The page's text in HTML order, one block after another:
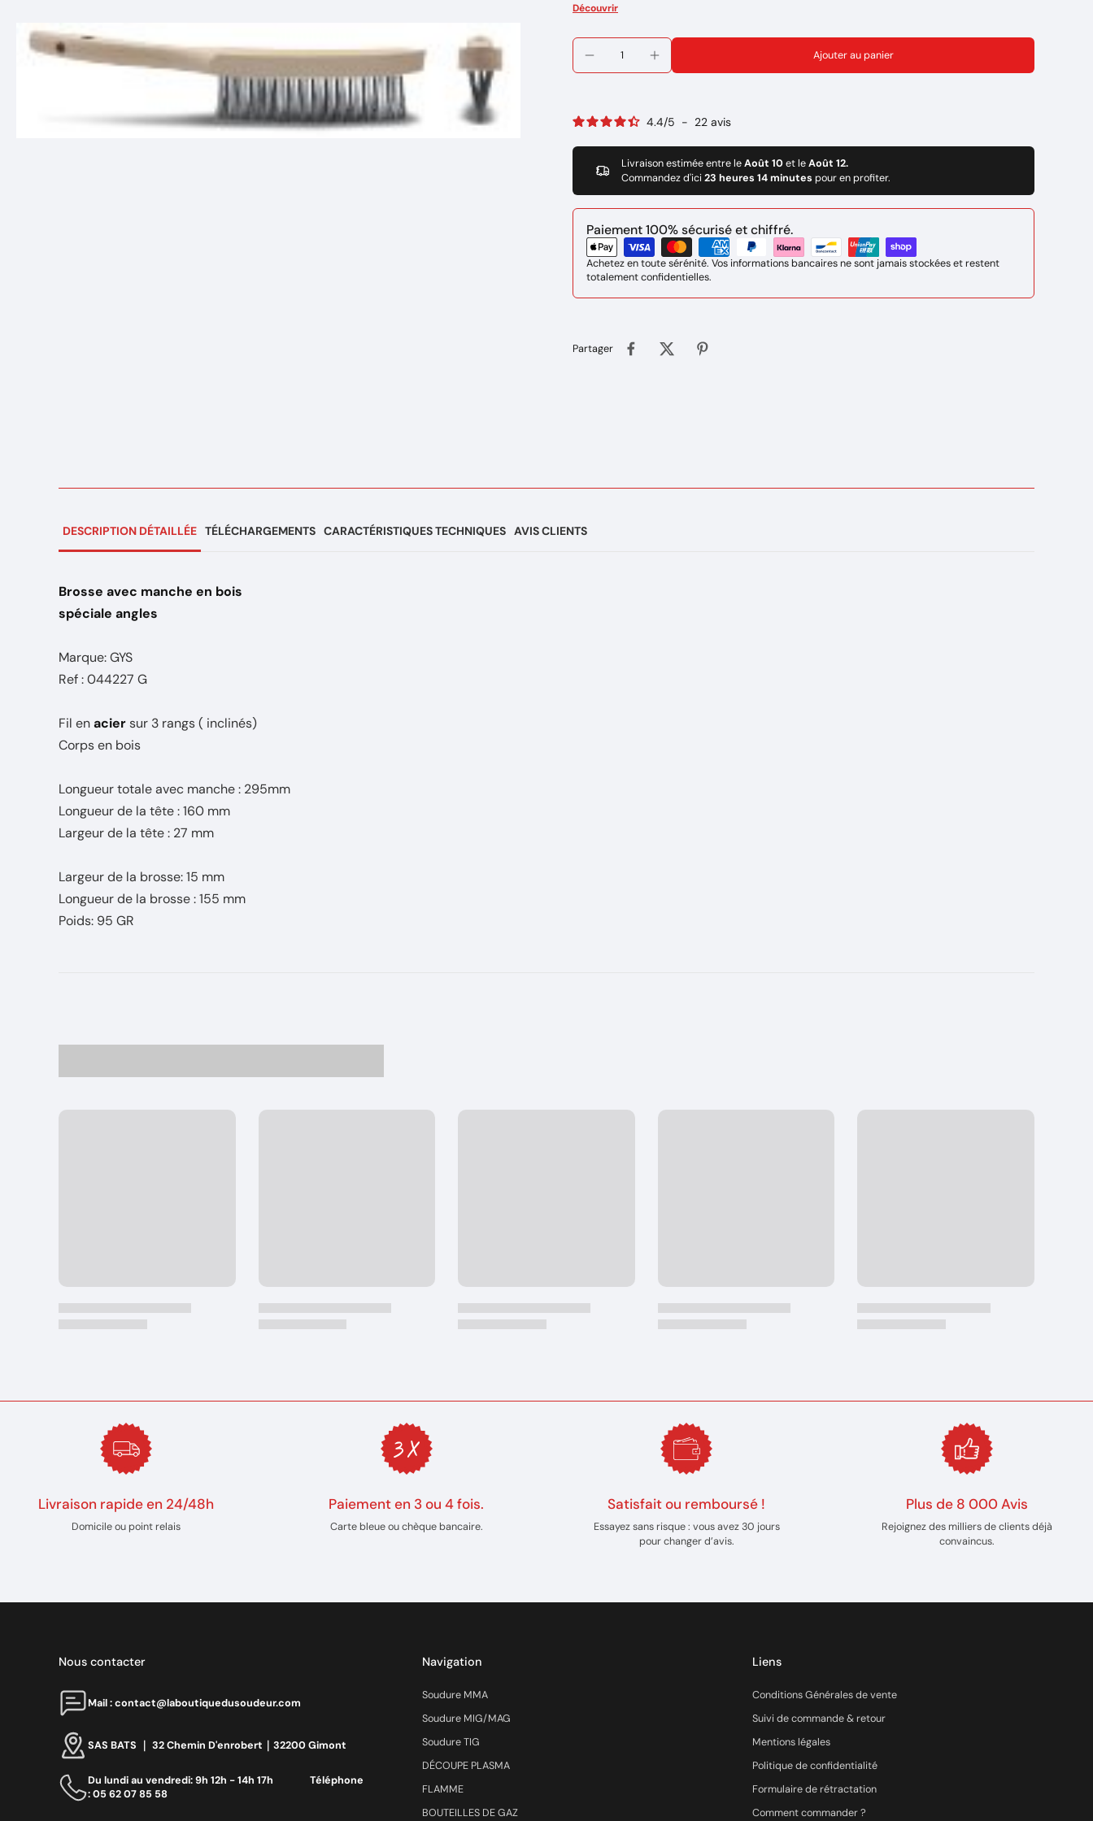
Longueur de la tête : 160 mm
Largeur de la brosse: 15 mm
Longueur de la brosse : 155 mm
Poids: 95 GR
Découvrir
Ajouter au panier
4.4/5 - 22 avis
Livraison estimée entre leAoût 10et leAoût 12.
Commandez d'ici23 heures 14 minutes pour en profiter.
Paiement 100% sécurisé et chiffré.
Achetez en toute sérénité. Vos informations bancaires ne sont jamais stockées et restent
totalement confidentielles.
Partager
DESCRIPTION DÉTAILLÉE TÉLÉCHARGEMENTS CARACTÉRISTIQUES TECHNIQUES AVIS CLIENTS
Brosse avec manche en bois
spéciale angles
Marque: GYS
Ref : 044227 G
Fil enaciersur 3 rangs ( inclinés)
Corps en bois
Longueur totale avec manche : 295mm
Longueur de la tête : 160 mm
Largeur de la tête : 27 mm
Largeur de la brosse: 15 mm
Longueur de la brosse : 155 mm
Poids: 95 GR
Livraison rapide en 24/48h
Domicile ou point relais
Paiement en 3 ou 4 fois.
Carte bleue ou chèque bancaire.
Satisfait ou remboursé !
Essayez sans risque : vous avez 30 jours
pour changer d’avis.
Plus de 8 000 Avis
Rejoignez des milliers de clients déjà
convaincus.
Nous contacter
Mail : contact@laboutiquedusoudeur.com
SAS BATS ｜ 32 Chemin D'enrobert｜32200 Gimont
Du lundi au vendredi: 9h 12h - 14h 17h ‎ ‎ ‎ ‎ ‎ ‎ ‎ ‎ ‎ ‎ ‎ ‎ ‎ ‎‎ Téléphone
: 05 62 07 85 58
Navigation
Soudure MMA
Soudure MIG/MAG
Soudure TIG
DÉCOUPE PLASMA
FLAMME
BOUTEILLES DE GAZ
Liens
Conditions Générales de vente
Suivi de commande & retour
Mentions légales
Politique de confidentialité
Formulaire de rétractation
Comment commander ?